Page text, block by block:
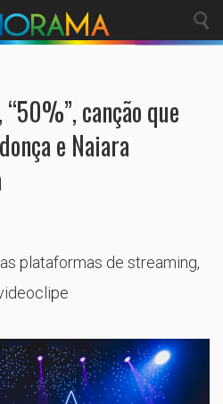
canção que
e Naiara
plataformas de streaming,